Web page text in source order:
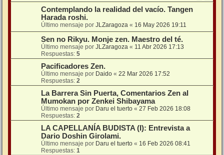
Contemplando la realidad del vacío. Tangen
Harada roshi.
Último mensaje por JLZaragoza « 16 May 2026 19:11
Sen no Rikyu. Monje zen. Maestro del té.
Último mensaje por JLZaragoza « 11 Abr 2026 17:13
Respuestas: 5
Pacificadores Zen.
Último mensaje por Daido « 22 Mar 2026 17:52
Respuestas: 2
La Barrera Sin Puerta, Comentarios Zen al
Mumokan por Zenkei Shibayama
Último mensaje por Daru el tuerto « 27 Feb 2026 18:08
Respuestas: 2
LA CAPELLANÍA BUDISTA (I): Entrevista a
Dario Doshin Girolami.
Último mensaje por Daru el tuerto « 16 Feb 2026 08:41
Respuestas: 1